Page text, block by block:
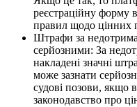
реєстраційну форму
правил щодо цінних
Штрафи за
серйозними: За
накладені значні
може зазнати
судові позови, якщо
законодавство про